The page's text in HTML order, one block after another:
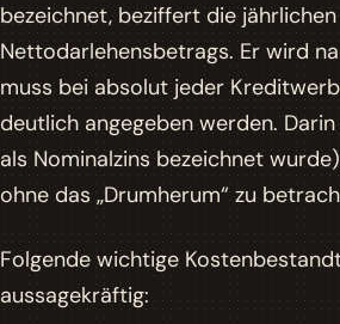
bezeichnet, beziffert die
Nettodarlehensbetrags. Er wird
muss bei absolut jeder
deutlich angegeben werden.
als Nominalzins bezeichnet
ohne das „Drumherum“ zu
Folgende wichtige
aussagekräftig: